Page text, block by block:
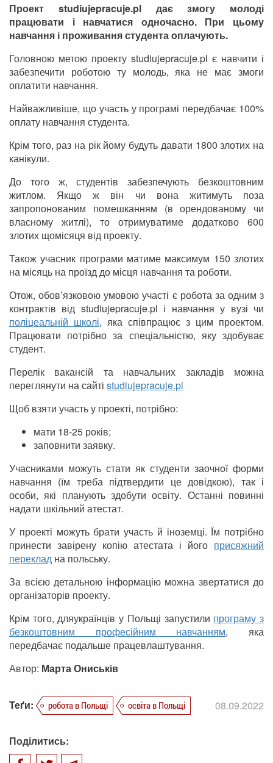
Проект studiujepracuje.pl дає змогу молоді
працювати і навчатися одночасно. При цьому
навчання і проживання студента оплачують.
Головною метою проекту studiujepracuje.pl є навчити і
забезпечити роботою ту молодь, яка не має змоги
оплатити навчання.
Найважливіше, що участь у програмі передбачає 100%
оплату навчання студента.
Крім того, раз на рік йому будуть давати 1800 злотих на
канікули.
До того ж, студентів забезпечують безкоштовним
житлом. Якщо ж він чи вона житимуть поза
запропонованим помешканням (в орендованому чи
власному житлі), то отримуватиме додатково 600
злотих щомісяця від проекту.
Також учасник програми матиме максимум 150 злотих
на місяць на проїзд до місця навчання та роботи.
Отож, обов’язковою умовою участі є робота за одним з
контрактів від studiujepracuje.pl і навчання у вузі чи
поліцеальній школі, яка співпрацює з цим проектом.
Працювати потрібно за спеціальністю, яку здобуває
студент.
Перелік вакансій та навчальних закладів можна
переглянути на сайті studiujepracuje.pl
Щоб взяти участь у проекті, потрібно:
мати 18-25 років;
заповнити заявку.
Учасниками можуть стати як студенти заочної форми
навчання (їм треба підтвердити це довідкою), так і
особи, які планують здобути освіту. Останні повинні
надати шкільний атестат.
У проекті можуть брати участь й іноземці. Їм потрібно
принести завірену копію атестата і його присяжний
переклад на польську.
За всією детальною інформацію можна звертатися до
організаторів проекту.
Крім того, дляукраїнців у Польщі запустили програму з
безкоштовним професійним навчанням, яка
передбачає подальше працевлаштування.
Автор: Марта Ониськів
Теґи: робота в Польщі освіта в Польщі 08.09.2022
Поділитись: